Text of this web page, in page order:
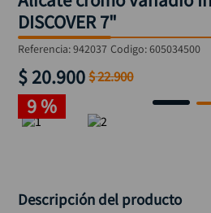
DISCOVER 7"
Referencia:942037 Codigo:605034500
$20.900 $22.900
9 %
Descripción del producto
compresor
sierra circular
mototool
broca
rodachina